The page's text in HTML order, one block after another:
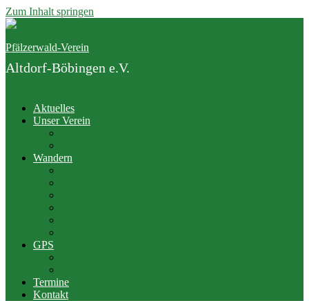
Zum Inhalt springen
Pfälzerwald-Verein
Altdorf-Böbingen e.V.
Aktuelles
Unser Verein
Wandern
GPS
Termine
Kontakt